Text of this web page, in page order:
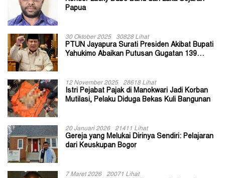
Papua
30 Oktober 2025 30828 Lihat
PTUN Jayapura Surati Presiden Akibat Bupati
Yahukimo Abaikan Putusan Gugatan 139
12 November 2025 28618 Lihat
Istri Pejabat Pajak di Manokwari Jadi Korban
Mutilasi, Pelaku Diduga Bekas Kuli Bangunan
20 Januari 2026 21411 Lihat
Gereja yang Melukai Dirinya Sendiri: Pelajaran
dari Keuskupan Bogor
7 Maret 2026 20071 Lihat